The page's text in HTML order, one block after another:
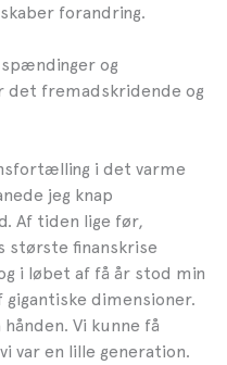
forandring.
og
det fremadskridende og
i det varme
jeg knap
Af tiden lige før,
største finanskrise
i løbet af få år stod min
dimensioner.
Vi kunne få
var en lille generation.